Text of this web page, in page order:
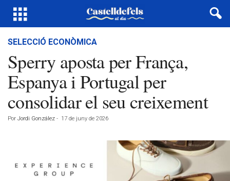
SELECCIÓ ECONÒMICA
Sperry aposta per França,
Espanya i Portugal per
consolidar el seu creixement
Por Jordi González - 17 de juny de 2026